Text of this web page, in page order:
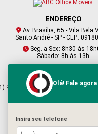
ENDEREÇO
Av. Brasília, 65 - Vila Bela
Santo André - SP - CEP:
Seg. a Sex: 8h30 ás
Sábado: 8h ás 13h
CONTATO
95409-2229
Olá! Fale
Insira seu telefone